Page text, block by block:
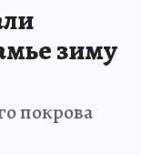
зиму
покрова